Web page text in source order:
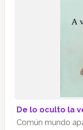
De lo oculto la
Común mundo